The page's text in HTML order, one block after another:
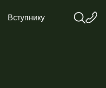
Вступнику